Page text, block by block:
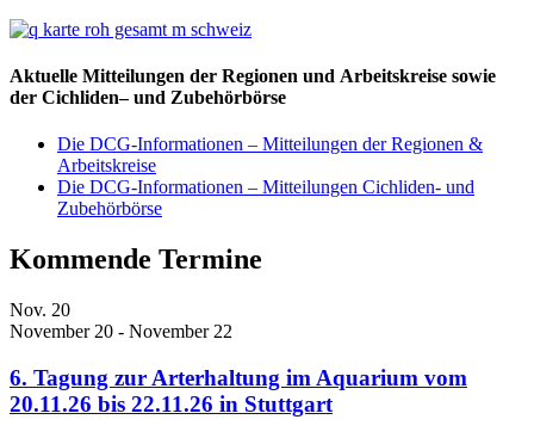
Aktuelle Mitteilungen der Regionen und Arbeitskreise sowie
der Cichliden– und Zubehörbörse
Die DCG-Informationen – Mitteilungen der Regionen &
Arbeitskreise
Die DCG-Informationen – Mitteilungen Cichliden- und
Zubehörbörse
Kommende Termine
Nov. 20
November 20 - November 22
6. Tagung zur Arterhaltung im Aquarium vom
20.11.26 bis 22.11.26 in Stuttgart